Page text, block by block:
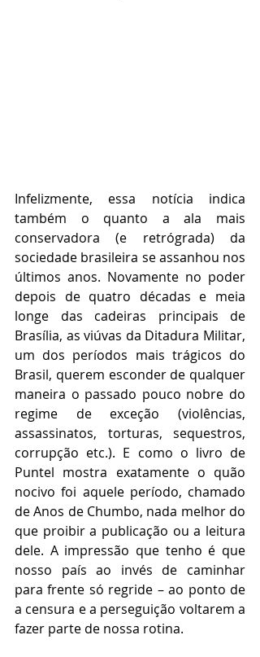
Infelizmente, essa notícia indica
também o quanto a ala mais
conservadora (e retrógrada) da
sociedade brasileira se assanhou nos
últimos anos. Novamente no poder
depois de quatro décadas e meia
longe das cadeiras principais de
Brasília, as viúvas da Ditadura Militar,
um dos períodos mais trágicos do
Brasil, querem esconder de qualquer
maneira o passado pouco nobre do
regime de exceção (violências,
assassinatos, torturas, sequestros,
corrupção etc.). E como o livro de
Puntel mostra exatamente o quão
nocivo foi aquele período, chamado
de Anos de Chumbo, nada melhor do
que proibir a publicação ou a leitura
dele. A impressão que tenho é que
nosso país ao invés de caminhar
para frente só regride – ao ponto de
a censura e a perseguição voltarem a
fazer parte de nossa rotina.